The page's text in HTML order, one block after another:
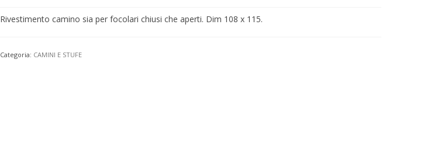
Rivestimento camino sia per focolari chiusi che aperti. Dim 108 x 115.
Categoria: CAMINI E STUFE